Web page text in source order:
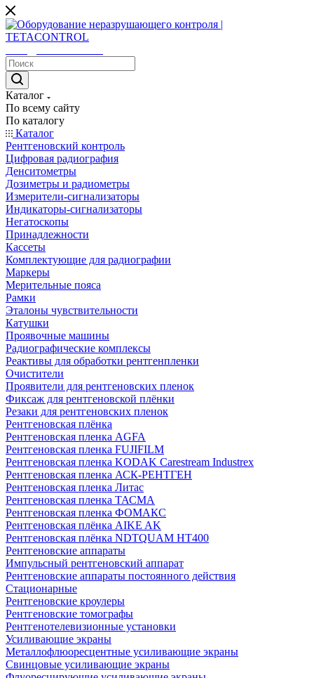
Каталог
По всему сайту
По каталогу
Каталог
Рентгеновский контроль
Цифровая радиография
Денситометры
Дозиметры и радиометры
Измерители-сигнализаторы
Индикаторы-сигнализаторы
Негатоскопы
Принадлежности
Кассеты
Комплектующие для радиографии
Маркеры
Мерительные пояса
Рамки
Эталоны чувствительности
Катушки
Проявочные машины
Радиографические комплексы
Реактивы для обработки рентгенпленки
Очистители
Проявители для рентгеновских пленок
Фиксаж для рентгеновской плёнки
Резаки для рентгеновских пленок
Рентгеновская плёнка
Рентгеновская пленка AGFA
Рентгеновская пленка FUJIFILM
Рентгеновская пленка KODAK Carestream Industrex
Рентгеновская пленка АСК-РЕНТГЕН
Рентгеновская пленка Литас
Рентгеновская пленка ТАСМА
Рентгеновская пленка ФОМАКС
Рентгеновская плёнка AIKE AK
Рентгеновская плёнка NDTQUAM HT400
Рентгеновские аппараты
Импульсный рентгеновский аппарат
Рентгеновские аппараты постоянного действия
Стационарные
Рентгеновские кроулеры
Рентгеновские томографы
Рентгенотелевизионные установки
Усиливающие экраны
Металлофлюоресцентные усиливающие экраны
Свинцовые усиливающие экраны